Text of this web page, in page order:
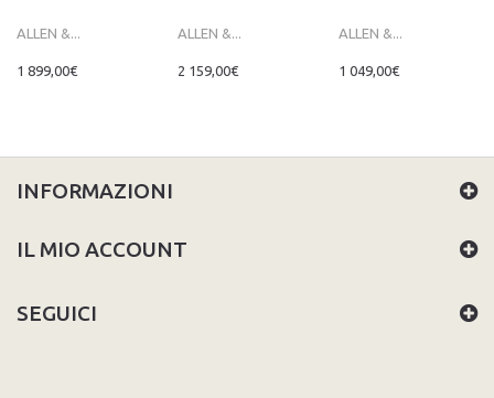
ALLEN &...
1 899,00€
ALLEN &...
2 159,00€
ALLEN &...
1 049,00€
INFORMAZIONI
IL MIO ACCOUNT
SEGUICI